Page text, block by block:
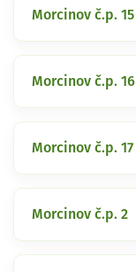
Morcinov č.p. 15
Morcinov č.p. 16
Morcinov č.p. 17
Morcinov č.p. 2